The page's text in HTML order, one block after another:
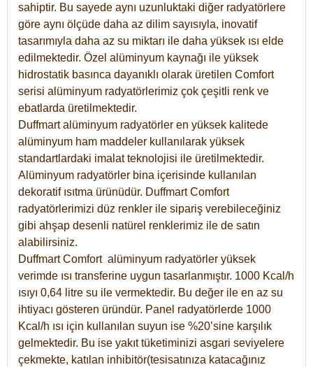
sahiptir. Bu sayede aynı uzunluktaki diğer radyatörlere
göre aynı ölçüde daha az dilim sayısıyla, inovatif
tasarımıyla daha az su miktarı ile daha yüksek ısı elde
edilmektedir. Özel alüminyum kaynağı ile yüksek
hidrostatik basınca dayanıklı olarak üretilen Comfort
serisi alüminyum radyatörlerimiz çok çeşitli renk ve
ebatlarda üretilmektedir.
Duffmart alüminyum radyatörler en yüksek kalitede
alüminyum ham maddeler kullanılarak yüksek
standartlardaki imalat teknolojisi ile üretilmektedir.
Alüminyum radyatörler bina içerisinde kullanılan
dekoratif ısıtma ürünüdür. Duffmart Comfort
radyatörlerimizi düz renkler ile sipariş verebileceğiniz
gibi ahşap desenli natürel renklerimiz ile de satın
alabilirsiniz.
Duffmart Comfort alüminyum radyatörler yüksek
verimde ısı transferine uygun tasarlanmıştır. 1000 Kcal/h
ısıyı 0,64 litre su ile vermektedir. Bu değer ile en az su
ihtiyacı gösteren üründür. Panel radyatörlerde 1000
Kcal/h ısı için kullanılan suyun ise %20’sine karşılık
gelmektedir. Bu ise yakıt tüketiminizi asgari seviyelere
çekmekte, katılan inhibitör(tesisatınıza katacağınız